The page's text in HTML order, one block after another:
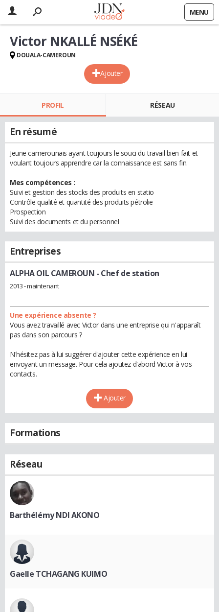
MENU
Ajouter
Victor NKALLÉ NSÉKÉ
DOUALA-CAMEROUN
PROFIL RÉSEAU
En résumé
Jeune camerounais ayant toujours le souci du travail bien fait et
voulant toujours apprendre car la connaissance est sans fin.
Mes compétences :
Suivi et gestion des stocks des produits en statio
Contrôle qualité et quantité des produits pétrolie
Prospection
Suivi des documents et du personnel
Entreprises
ALPHA OIL CAMEROUN - Chef de station
2013 - maintenant
Une expérience absente ?
Vous avez travaillé avec Victor dans une entreprise qui n'apparaît
pas dans son parcours ?
N'hésitez pas à lui suggérer d'ajouter cette expérience en lui
envoyant un message. Pour cela ajoutez d'abord Victor à vos
contacts.
Ajouter
Formations
Réseau
Barthélémy NDI AKONO
Gaelle TCHAGANG KUIMO